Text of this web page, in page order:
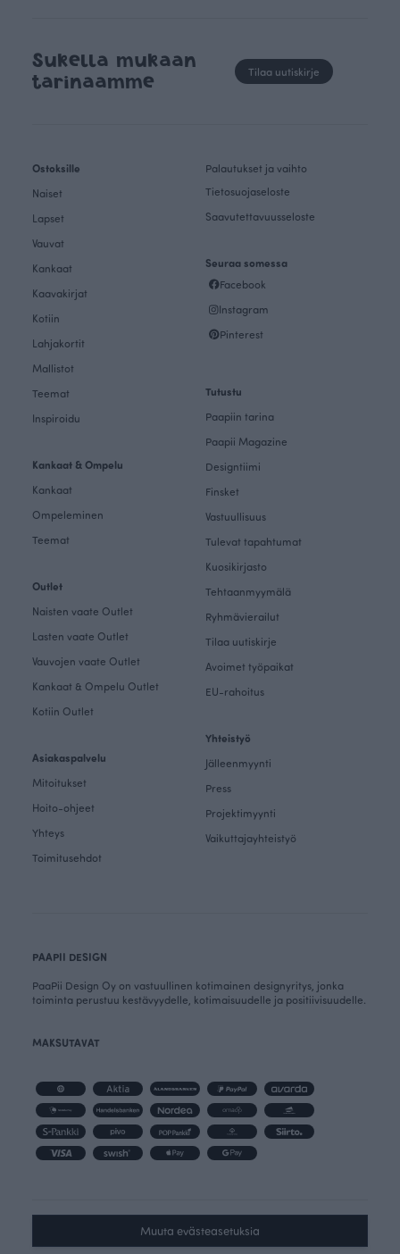
Sukella mukaan
tarinaamme
Tilaa uutiskirje
Ostoksille
Naiset
Lapset
Vauvat
Kankaat
Kaavakirjat
Kotiin
Lahjakortit
Mallistot
Teemat
Inspiroidu
Kankaat & Ompelu
Kankaat
Ompeleminen
Teemat
Outlet
Naisten vaate Outlet
Lasten vaate Outlet
Vauvojen vaate Outlet
Kankaat & Ompelu Outlet
Kotiin Outlet
Asiakaspalvelu
Mitoitukset
Hoito-ohjeet
Yhteys
Toimitusehdot
Palautukset ja vaihto
Tietosuojaseloste
Saavutettavuusseloste
Seuraa somessa
Facebook
Instagram
Pinterest
Tutustu
Paapiin tarina
Paapii Magazine
Designtiimi
Finsket
Vastuullisuus
Tulevat tapahtumat
Kuosikirjasto
Tehtaanmyymälä
Ryhmävierailut
Tilaa uutiskirje
Avoimet työpaikat
EU-rahoitus
Yhteistyö
Jälleenmyynti
Press
Projektimyynti
Vaikuttajayhteistyö
PAAPII DESIGN
PaaPii Design Oy on vastuullinen kotimainen designyritys, jonka
toiminta perustuu kestävyydelle, kotimaisuudelle ja positiivisuudelle.
MAKSUTAVAT
Muuta evästeasetuksia